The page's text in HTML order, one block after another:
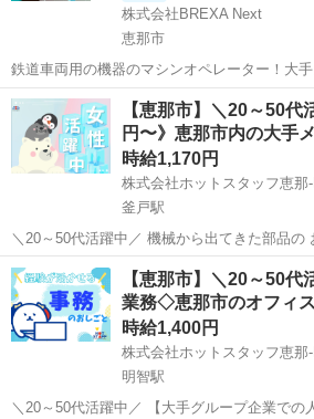
株式会社BREXA Next
恵那市
鉄道車両用の機器のマシンオペレーター！大手
円★月29万円以上！未経験大活躍中◎20代～
ワンルーム寮完備★日払い制度あり！社会保
市》 人気の工場のお仕事 ...
岐阜 恵那市 その他
【恵那市】＼20～50代
円〜》恵那市内の大手
時給1,170円
株式会社ホットスタッフ恵那
釜戸駅
＼20～50代活躍中／ 機械から出てきた部品の お水をシュッと飛ばし
たり◎ キズがないかチェックして、箱に詰め
業です! サポート体制バツグン!★ 『未経験か
お仕事に興味がある...
岐阜 恵那市 釜戸駅
【恵那市】＼20～50代
業務◇恵那市のオフィ
時給1,400円
株式会社ホットスタッフ恵那-
明智駅
＼20～50代活躍中／ 【大手グループ企業での人事事務♪】 あなたの事